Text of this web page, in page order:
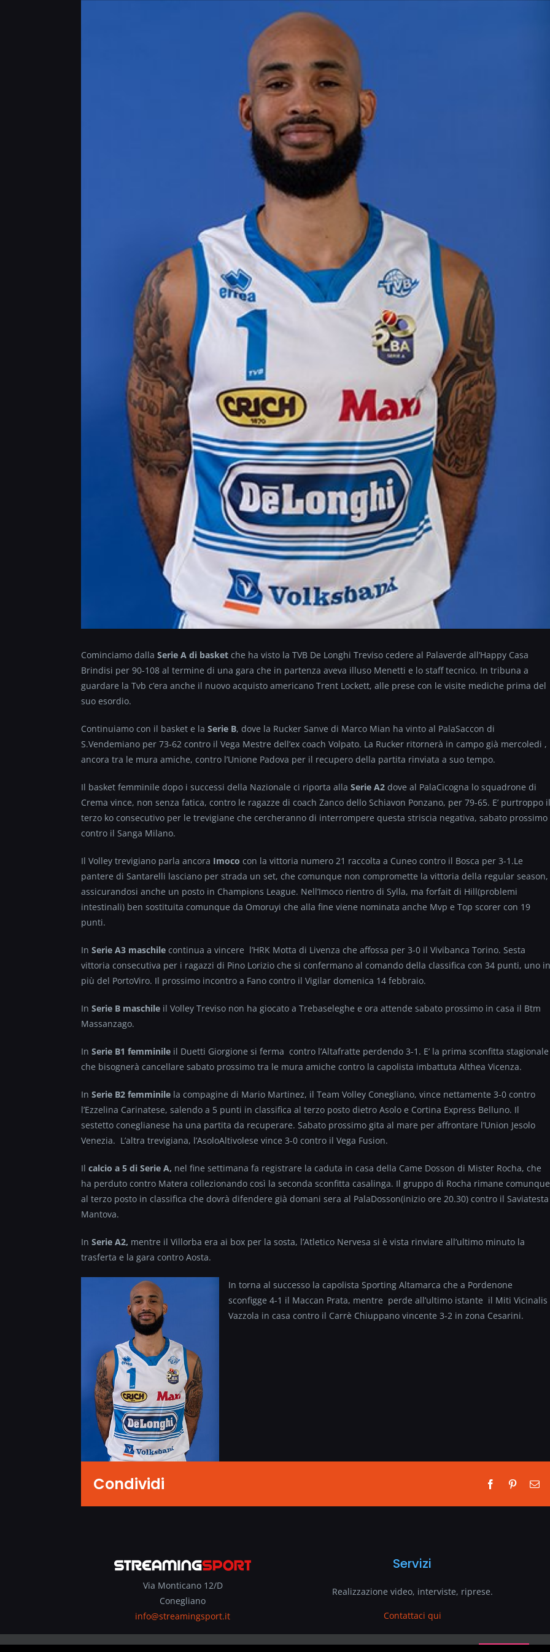
Cominciamo dalla Serie A di basket che ha visto la TVB De Longhi Treviso cedere al Palaverde all’Happy Casa
Brindisi per 90-108 al termine di una gara che in partenza aveva illuso Menetti e lo staff tecnico. In tribuna a
guardare la Tvb c’era anche il nuovo acquisto americano Trent Lockett, alle prese con le visite mediche prima del
suo esordio.
Continuiamo con il basket e la Serie B, dove la Rucker Sanve di Marco Mian ha vinto al PalaSaccon di
S.Vendemiano per 73-62 contro il Vega Mestre dell’ex coach Volpato. La Rucker ritornerà in campo già mercoledi ,
ancora tra le mura amiche, contro l’Unione Padova per il recupero della partita rinviata a suo tempo.
Il basket femminile dopo i successi della Nazionale ci riporta alla Serie A2 dove al PalaCicogna lo squadrone di
Crema vince, non senza fatica, contro le ragazze di coach Zanco dello Schiavon Ponzano, per 79-65. E’ purtroppo il
terzo ko consecutivo per le trevigiane che cercheranno di interrompere questa striscia negativa, sabato prossimo
contro il Sanga Milano.
Il Volley trevigiano parla ancora Imoco con la vittoria numero 21 raccolta a Cuneo contro il Bosca per 3-1.Le
pantere di Santarelli lasciano per strada un set, che comunque non compromette la vittoria della regular season,
assicurandosi anche un posto in Champions League. Nell’Imoco rientro di Sylla, ma forfait di Hill(problemi
intestinali) ben sostituita comunque da Omoruyi che alla fine viene nominata anche Mvp e Top scorer con 19
punti.
In Serie A3 maschile continua a vincere l’HRK Motta di Livenza che affossa per 3-0 il Vivibanca Torino. Sesta
vittoria consecutiva per i ragazzi di Pino Lorizio che si confermano al comando della classifica con 34 punti, uno in
più del PortoViro. Il prossimo incontro a Fano contro il Vigilar domenica 14 febbraio.
In Serie B maschile il Volley Treviso non ha giocato a Trebaseleghe e ora attende sabato prossimo in casa il Btm
Massanzago.
In Serie B1 femminile il Duetti Giorgione si ferma contro l’Altafratte perdendo 3-1. E’ la prima sconfitta stagionale
che bisognerà cancellare sabato prossimo tra le mura amiche contro la capolista imbattuta Althea Vicenza.
In Serie B2 femminile la compagine di Mario Martinez, il Team Volley Conegliano, vince nettamente 3-0 contro
l’Ezzelina Carinatese, salendo a 5 punti in classifica al terzo posto dietro Asolo e Cortina Express Belluno. Il
sestetto coneglianese ha una partita da recuperare. Sabato prossimo gita al mare per affrontare l’Union Jesolo
Venezia. L’altra trevigiana, l’AsoloAltivolese vince 3-0 contro il Vega Fusion.
Il calcio a 5 di Serie A, nel fine settimana fa registrare la caduta in casa della Came Dosson di Mister Rocha, che
ha perduto contro Matera collezionando così la seconda sconfitta casalinga. Il gruppo di Rocha rimane comunque
al terzo posto in classifica che dovrà difendere già domani sera al PalaDosson(inizio ore 20.30) contro il Saviatesta
Mantova.
In Serie A2, mentre il Villorba era ai box per la sosta, l’Atletico Nervesa si è vista rinviare all’ultimo minuto la
trasferta e la gara contro Aosta.
In torna al successo la capolista Sporting Altamarca che a Pordenone
sconfigge 4-1 il Maccan Prata, mentre perde all’ultimo istante il Miti Vicinalis
Vazzola in casa contro il Carrè Chiuppano vincente 3-2 in zona Cesarini.
Condividi Facebook
Pinterest
Via Monticano 12/D
Conegliano
info@streamingsport.it
Servizi
Realizzazione video, interviste, riprese.
Contattaci qui